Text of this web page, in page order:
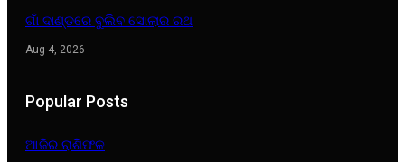
ଗାଁ ଦାଣ୍ଡରେ ବୁଲିବ ସୋଲାର ରଥ
Aug 4, 2026
Popular Posts
ଆଜିର ରାଶିଫଳ